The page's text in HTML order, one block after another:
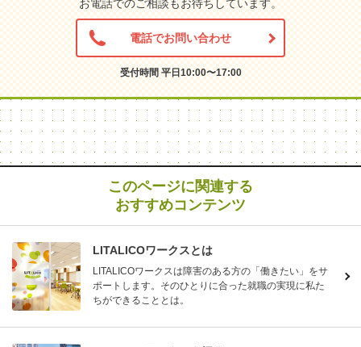
お電話でのご相談もお待ちしています。
電話でお問い合わせ
受付時間 平日10:00〜17:00
このページに関連する
おすすめコンテンツ
LITALICOワークスとは
LITALICOワークスは障害のある方の「働きたい」をサ
ポートします。そのひとりに合った就職の実現に私た
ちができることとは。